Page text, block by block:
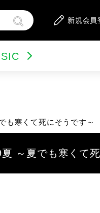
新規会員
も寒くて死にそうです～
夏 ～夏でも寒くて